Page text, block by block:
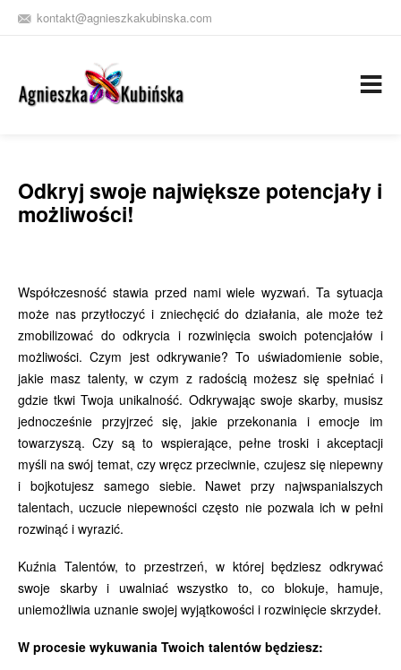
kontakt@agnieszkakubinska.com
ZNAJDZ
Odkryj swoje największe potencjały i
możliwości!
Współczesność stawia przed nami wiele wyzwań. Ta sytuacja
może nas przytłoczyć i zniechęcić do działania, ale może też
zmobilizować do odkrycia i rozwinięcia swoich potencjałów i
możliwości. Czym jest odkrywanie? To uświadomienie sobie,
jakie masz talenty, w czym z radością możesz się spełniać i
gdzie tkwi Twoja unikalność. Odkrywając swoje skarby, musisz
jednocześnie przyjrzeć się, jakie przekonania i emocje im
towarzyszą. Czy są to wspierające, pełne troski i akceptacji
myśli na swój temat, czy wręcz przeciwnie, czujesz się niepewny
i bojkotujesz samego siebie. Nawet przy najwspanialszych
talentach, uczucie niepewności często nie pozwala ich w pełni
rozwinąć i wyrazić.
Kuźnia Talentów, to przestrzeń, w której będziesz odkrywać
swoje skarby i uwalniać wszystko to, co blokuje, hamuje,
uniemożliwia uznanie swojej wyjątkowości i rozwinięcie skrzydeł.
W procesie wykuwania Twoich talentów będziesz: